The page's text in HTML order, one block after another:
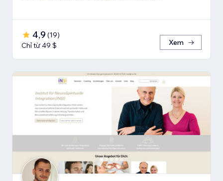
4,9 (19)
Chỉ từ 49 $
Xem